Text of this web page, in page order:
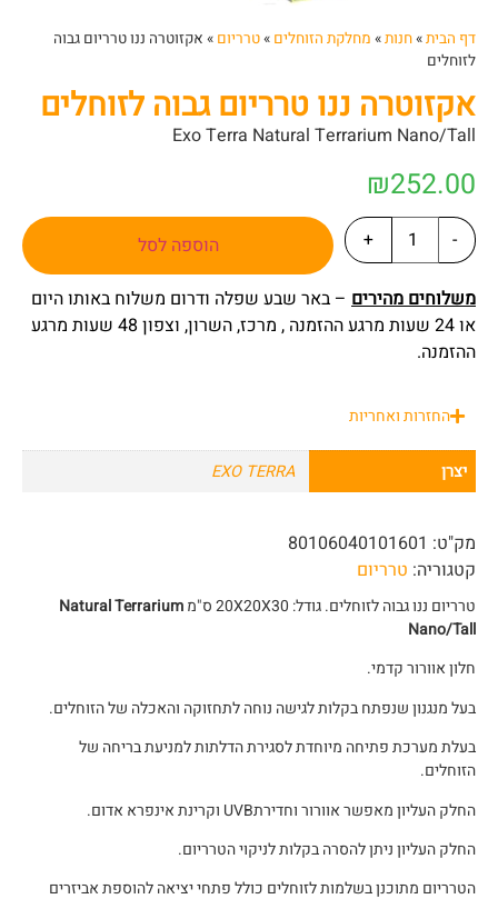
דף הבית»חנות» מחלקת הזוחלים »טרריום » אקזוטרה ננו טרריום גבוה
לזוחלים
אקזוטרה ננו טרריום גבוה לזוחלים
Exo Terra Natural Terrarium Nano/Tall
₪252.00
-
+
הוספה לסל
משלוחים מהירים – באר שבע שפלה ודרום משלוח באותו היום
או 24 שעות מרגע ההזמנה , מרכז, השרון, וצפון 48 שעות מרגע
ההזמנה.
החזרות ואחריות
יצרן EXO TERRA
מק"ט: 80106040101601
קטגוריה: טרריום
טרריום ננו גבוה לזוחלים. גודל: 20X20X30 ס"מ
Natural Terrarium
Nano/Tall
חלון אוורור קדמי.
בעל מנגנון שנפתח בקלות לגישה נוחה לתחזוקה והאכלה של הזוחלים.
בעלת מערכת פתיחה מיוחדת לסגירת הדלתות למניעת בריחה של
הזוחלים.
החלק העליון מאפשר אוורור וחדירתUVB וקרינת אינפרא אדום.
החלק העליון ניתן להסרה בקלות לניקוי הטרריום.
הטרריום מתוכנן בשלמות לזוחלים כולל פתחי יציאה להוספת אביזרים